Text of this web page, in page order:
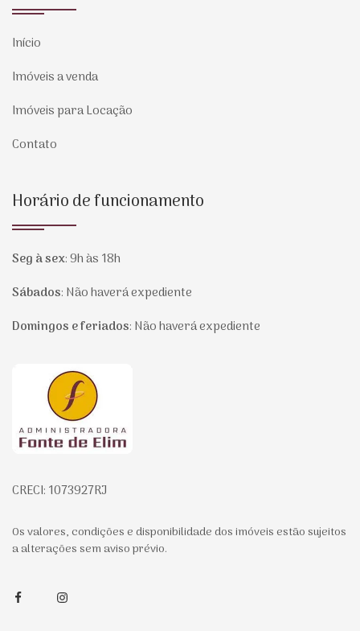
Início
Imóveis a venda
Imóveis para Locação
Contato
Horário de funcionamento
Seg à sex:9h às 18h
Sábados: Não haverá expediente
Domingos e feriados: Não haverá expediente
Página inicial
CRECI: 1073927RJ
Os valores, condições e disponibilidade dos imóveis estão sujeitos
a alterações sem aviso prévio.
FacebookInstagram